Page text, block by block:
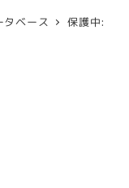
タベース
保護中: